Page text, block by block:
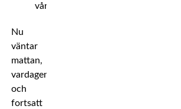
vårt.
Nu
väntar
mattan,
vardagen
och
fortsatt